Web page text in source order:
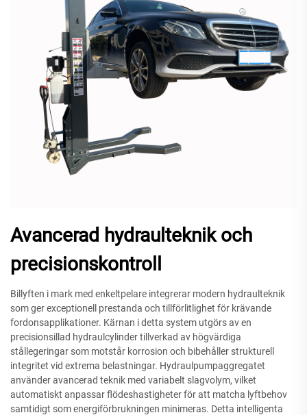
Avancerad hydraulteknik och
precisionskontroll
Billyften i mark med enkeltpelare integrerar modern hydraulteknik
som ger exceptionell prestanda och tillförlitlighet för krävande
fordonsapplikationer. Kärnan i detta system utgörs av en
precisionsillad hydraulcylinder tillverkad av högvärdiga
stållegeringar som motstår korrosion och bibehåller strukturell
integritet vid extrema belastningar. Hydraulpumpaggregatet
använder avancerad teknik med variabelt slagvolym, vilket
automatiskt anpassar flödeshastigheter för att matcha lyftbehov
samtidigt som energiförbrukningen minimeras. Detta intelligenta